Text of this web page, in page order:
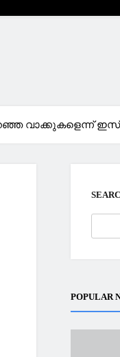
വാക്കുകളെന്ന്
POPULAR